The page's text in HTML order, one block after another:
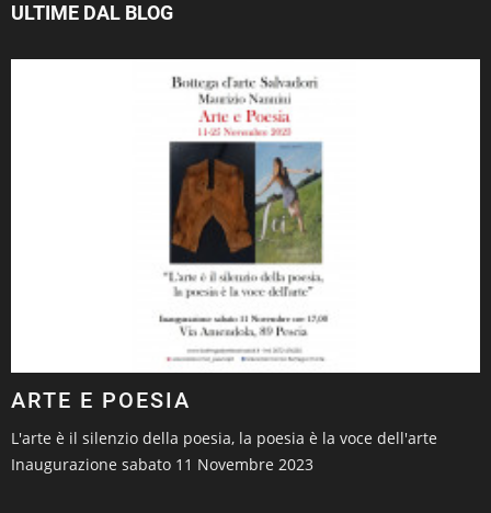
ULTIME DAL BLOG
ARTE E POESIA
L'arte è il silenzio della poesia, la poesia è la voce dell'arte
Inaugurazione sabato 11 Novembre 2023